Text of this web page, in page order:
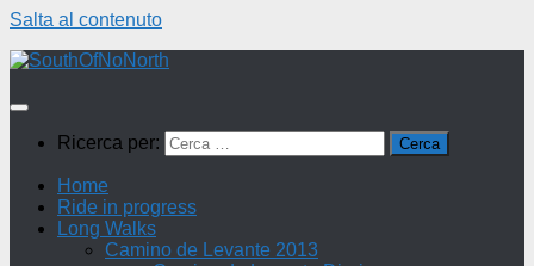
Salta al contenuto
Ricerca per:
Home
Ride in progress
Long Walks
Camino de Levante 2013